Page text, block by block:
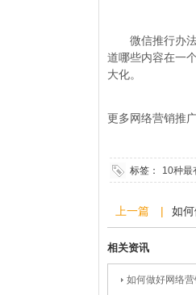
微信推行办法
道哪些内容在一
大化。
更多网络营销推
标签： 10种最
上一篇 | 如
相关资讯
如何做好网络